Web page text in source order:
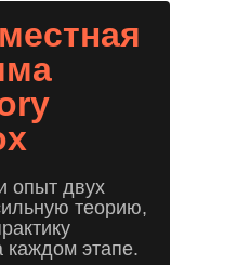
опыт двух
теорию,
каждом этапе.